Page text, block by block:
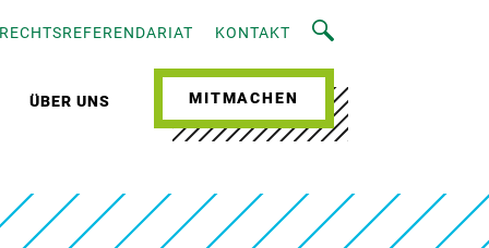
RECHTSREFERENDARIAT KONTAKT
ÜBER UNS MITMACHEN